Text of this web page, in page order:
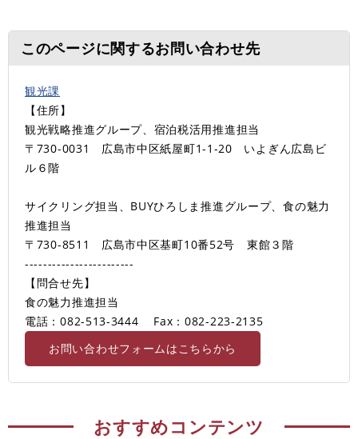
このページに関するお問い合わせ先
観光課
【住所】
観光戦略推進グループ、宿泊税活用推進担当
〒730-0031 広島市中区紙屋町1-1-20 いよぎん広島ビ
ル６階
サイクリング担当、BUYひろしま推進グループ、食の魅力
推進担当
〒730-8511 広島市中区基町10番52号 東館３階
------------------------
【問合せ先】
食の魅力推進担当
電話：082-513-3444
Fax：082-223-2135
お問い合わせフォームはこちらから
おすすめコンテンツ